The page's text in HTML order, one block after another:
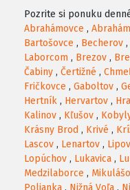
Pozrite si ponuku
Abrahámovce ,
Bartošovce , Becherov ,
Laborcom , Brezov ,
Čabiny , Čertižné ,
Fričkovce , Gaboltov ,
Hertník , Hervartov ,
Kalinov , Kľušov ,
Krásny Brod , Krivé ,
Lascov , Lenartov ,
Lopúchov , Lukavica ,
Medzilaborce ,